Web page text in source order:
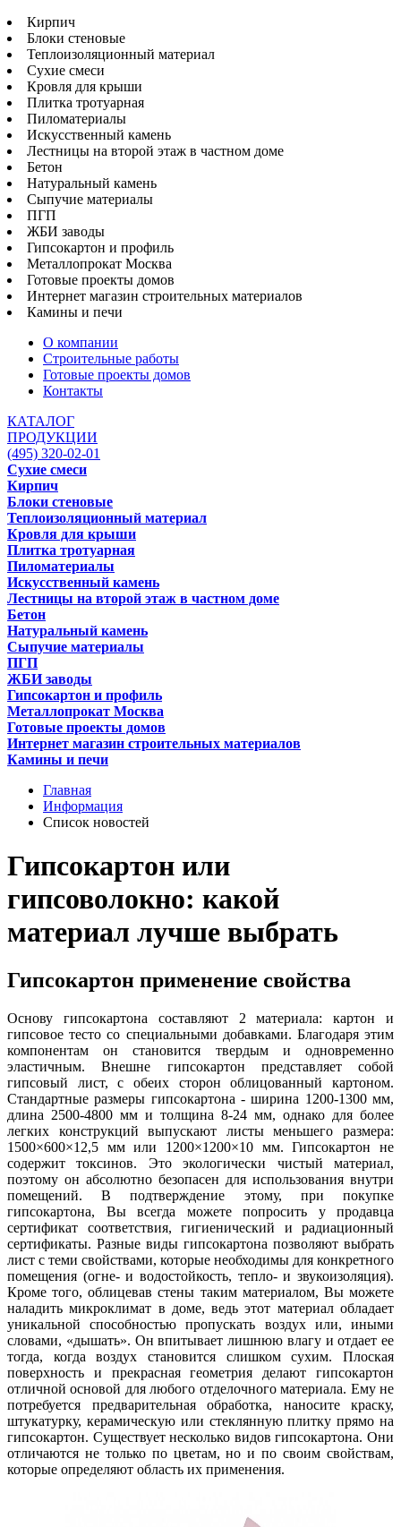
Кирпич
Блоки стеновые
Теплоизоляционный материал
Сухие смеси
Кровля для крыши
Плитка тротуарная
Пиломатериалы
Искусственный камень
Лестницы на второй этаж в частном доме
Бетон
Натуральный камень
Сыпучие материалы
ПГП
ЖБИ заводы
Гипсокартон и профиль
Металлопрокат Москва
Готовые проекты домов
Интернет магазин строительных материалов
Камины и печи
О компании
Строительные работы
Готовые проекты домов
Контакты
КАТАЛОГ
ПРОДУКЦИИ
(495) 320-02-01
Сухие смеси
Кирпич
Блоки стеновые
Теплоизоляционный материал
Кровля для крыши
Плитка тротуарная
Пиломатериалы
Искусственный камень
Лестницы на второй этаж в частном доме
Бетон
Натуральный камень
Сыпучие материалы
ПГП
ЖБИ заводы
Гипсокартон и профиль
Металлопрокат Москва
Готовые проекты домов
Интернет магазин строительных материалов
Камины и печи
Главная
Информация
Список новостей
Гипсокартон или
гипсоволокно: какой
материал лучше выбрать
Гипсокартон применение свойства
Основу гипсокартона составляют 2 материала: картон и
гипсовое тесто со специальными добавками. Благодаря этим
компонентам он становится твердым и одновременно
эластичным. Внешне гипсокартон представляет собой
гипсовый лист, с обеих сторон облицованный картоном.
Стандартные размеры гипсокартона - ширина 1200-1300 мм,
длина 2500-4800 мм и толщина 8-24 мм, однако для более
легких конструкций выпускают листы меньшего размера:
1500×600×12,5 мм или 1200×1200×10 мм. Гипсокартон не
содержит токсинов. Это экологически чистый материал,
поэтому он абсолютно безопасен для использования внутри
помещений. В подтверждение этому, при покупке
гипсокартона, Вы всегда можете попросить у продавца
сертификат соответствия, гигиенический и радиационный
сертификаты. Разные виды гипсокартона позволяют выбрать
лист с теми свойствами, которые необходимы для конкретного
помещения (огне- и водостойкость, тепло- и звукоизоляция).
Кроме того, облицевав стены таким материалом, Вы можете
наладить микроклимат в доме, ведь этот материал обладает
уникальной способностью пропускать воздух или, иными
словами, «дышать». Он впитывает лишнюю влагу и отдает ее
тогда, когда воздух становится слишком сухим. Плоская
поверхность и прекрасная геометрия делают гипсокартон
отличной основой для любого отделочного материала. Ему не
потребуется предварительная обработка, наносите краску,
штукатурку, керамическую или стеклянную плитку прямо на
гипсокартон. Существует несколько видов гипсокартона. Они
отличаются не только по цветам, но и по своим свойствам,
которые определяют область их применения.